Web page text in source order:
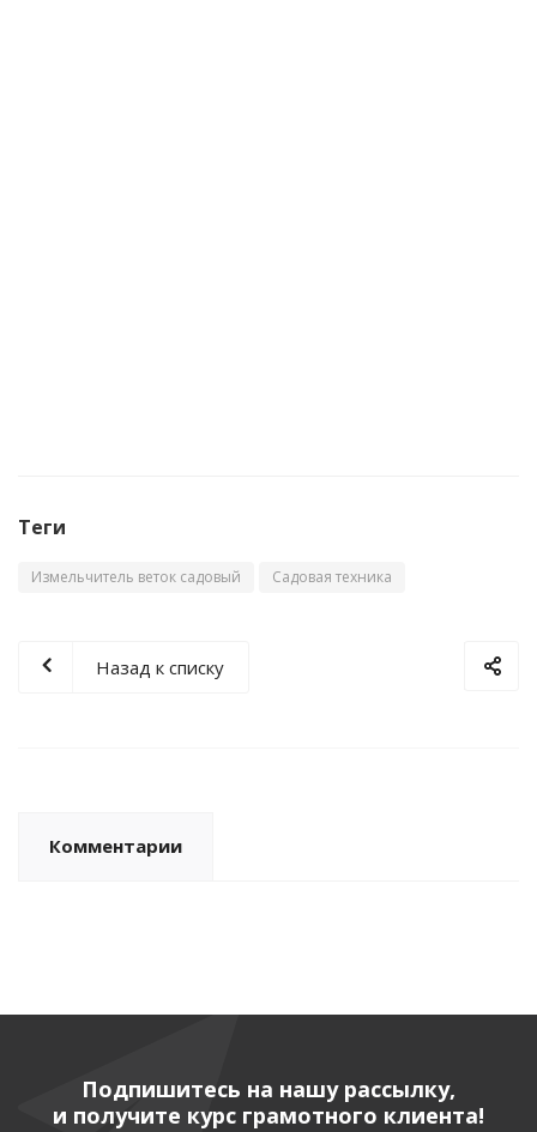
Теги
Измельчитель веток садовый Садовая техника
Назад к списку
Комментарии
Подпишитесь на нашу рассылку,
и получите курс грамотного клиента!